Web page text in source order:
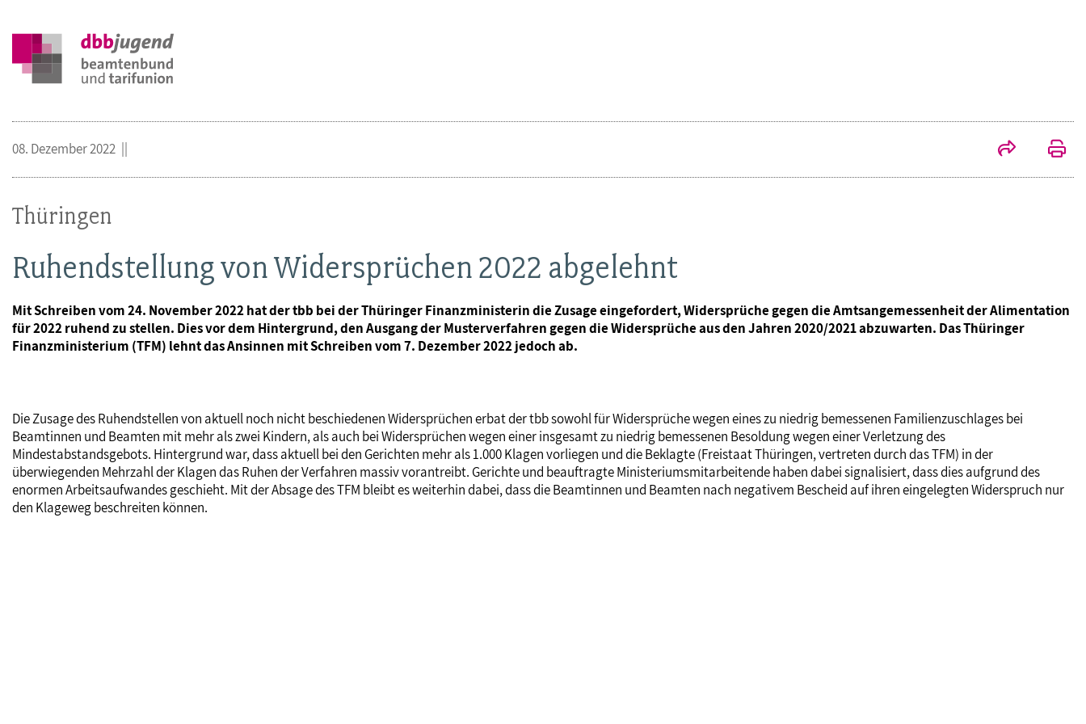
Thüringen
Ruhendstellung von Widersprüchen 2022 abgelehnt
Mit Schreiben vom 24. November 2022 hat der tbb bei der Thüringer Finanzministerin die Zusage eingefordert, Widersprüche gegen die Amtsangemessenheit der Alimentation
für 2022 ruhend zu stellen. Dies vor dem Hintergrund, den Ausgang der Musterverfahren gegen die Widersprüche aus den Jahren 2020/2021 abzuwarten. Das Thüringer
Finanzministerium (TFM) lehnt das Ansinnen mit Schreiben vom 7. Dezember 2022 jedoch ab.
08. Dezember 2022
Die Zusage des Ruhendstellen von aktuell noch nicht beschiedenen Widersprüchen erbat der tbb sowohl für Widersprüche wegen eines zu niedrig bemessenen Familienzuschlages bei
Beamtinnen und Beamten mit mehr als zwei Kindern, als auch bei Widersprüchen wegen einer insgesamt zu niedrig bemessenen Besoldung wegen einer Verletzung des
Mindestabstandsgebots. Hintergrund war, dass aktuell bei den Gerichten mehr als 1.000 Klagen vorliegen und die Beklagte (Freistaat Thüringen, vertreten durch das TFM) in der
überwiegenden Mehrzahl der Klagen das Ruhen der Verfahren massiv vorantreibt. Gerichte und beauftragte Ministeriumsmitarbeitende haben dabei signalisiert, dass dies aufgrund des
enormen Arbeitsaufwandes geschieht. Mit der Absage des TFM bleibt es weiterhin dabei, dass die Beamtinnen und Beamten nach negativem Bescheid auf ihren eingelegten Widerspruch nur
den Klageweg beschreiten können.